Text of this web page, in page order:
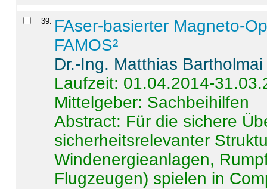
39. FAser-basierter Magneto-
FAMOS²
Dr.-Ing. Matthias Bartholmai
Laufzeit: 01.04.2014-
Mittelgeber: Sachbeihilfen
Abstract: Für die sichere
sicherheitsrelevanter
Windenergieanlagen,
Flugzeugen) spielen in